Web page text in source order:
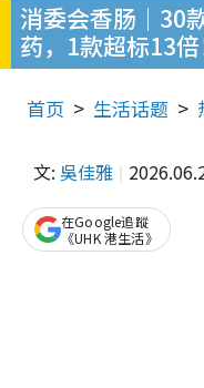
消委会香肠｜30
药，1款超标13
首页 生活话题
文: 吳佳雅
在Google追蹤
《UHK 港生活》